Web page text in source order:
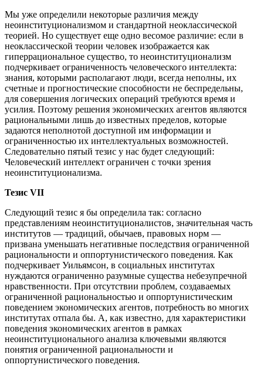
Мы уже определили некоторые различия между
неоинституционализмом и стандартной неоклассической
теорией. Но существует еще одно весомое различие: если в
неоклассической теории человек изображается как
гиперрациональное существо, то неоинституционализм
подчеркивает ограниченность человеческого интеллекта:
знания, которыми располагают люди, всегда неполны, их
счетные и прогностические способности не беспредельны,
для совершения логических операций требуются время и
усилия. Поэтому решения экономических агентов являются
рациональными лишь до известных пределов, которые
задаются неполнотой доступной им информации и
ограниченностью их интеллектуальных возможностей.
Следовательно пятый тезис у нас будет следующий:
Человеческий интеллект ограничен с точки зрения
неоинституционализма.
Тезис VII
Следующий тезис я бы определила так: согласно
представлениям неоинституционалистов, значительная часть
институтов — традиций, обычаев, правовых норм —
призвана уменьшать негативные последствия ограниченной
рациональности и оппортунистического поведения. Как
подчеркивает Уильямсон, в социальных институтах
нуждаются ограниченно разумные существа небезупречной
нравственности. При отсутствии проблем, создаваемых
ограниченной рациональностью и оппортунистическим
поведением экономических агентов, потребность во многих
институтах отпала бы. А, как известно, для характеристики
поведения экономических агентов в рамках
неоинституционального анализа ключевыми являются
понятия ограниченной рациональности и
оппортунистического поведения.